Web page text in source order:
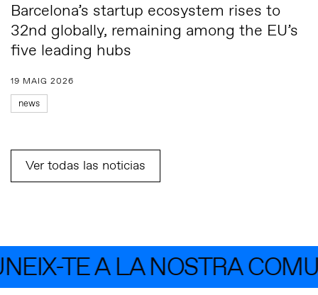
Barcelona’s startup ecosystem rises to
32nd globally, remaining among the EU’s
five leading hubs
19 MAIG 2026
news
Ver todas las noticias
TE A LA NOSTRA